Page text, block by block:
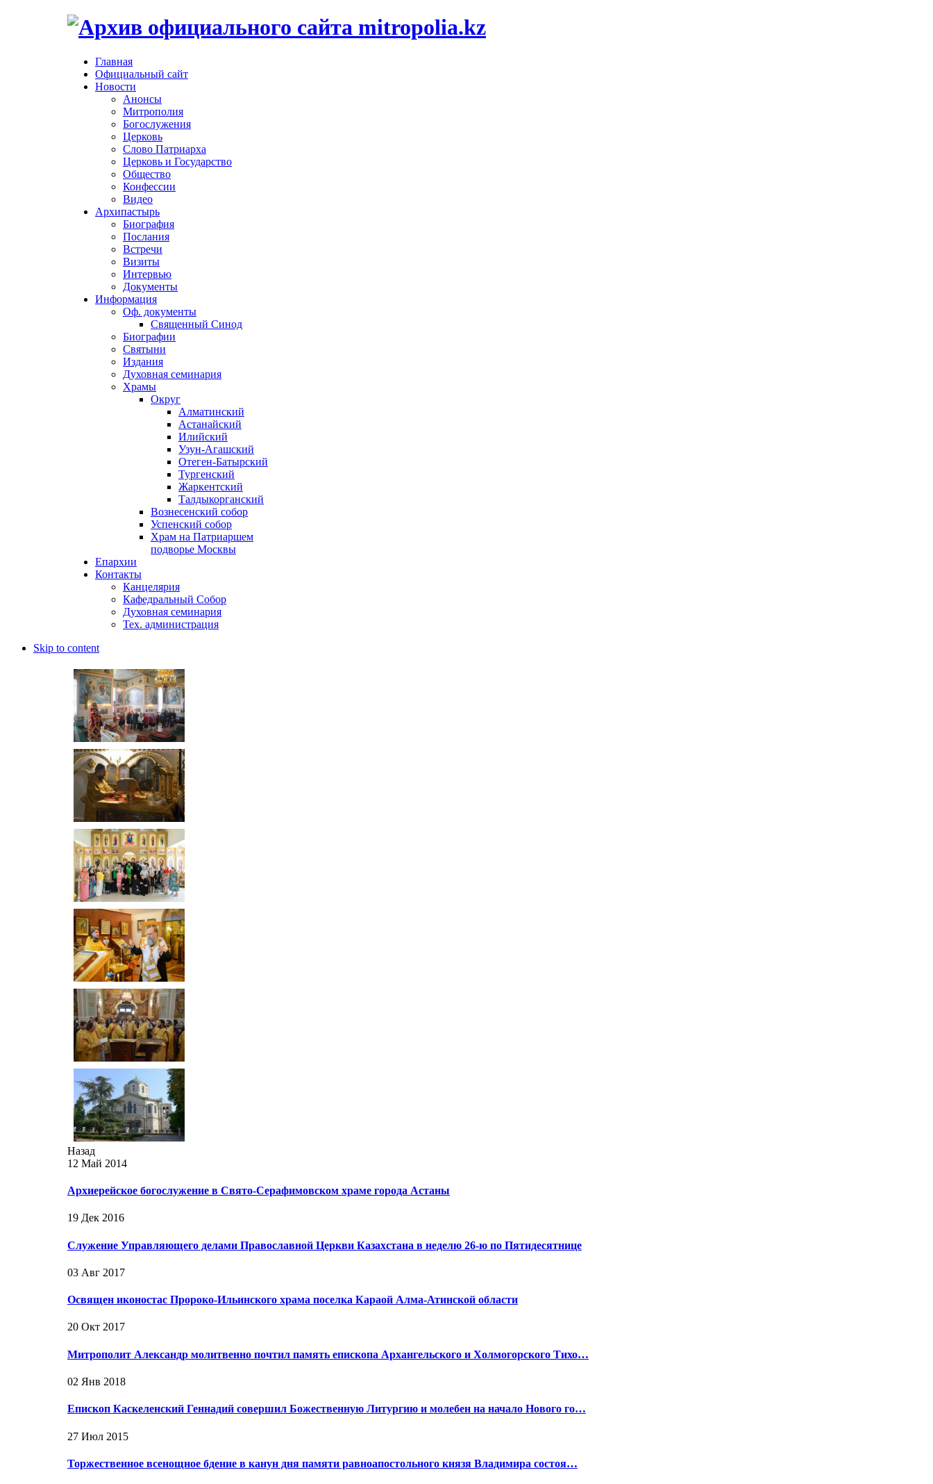
Главная
Официальный сайт
Новости
Анонсы
Митрополия
Богослужения
Церковь
Слово Патриарха
Церковь и Государство
Общество
Конфессии
Видео
Архипастырь
Биография
Послания
Встречи
Визиты
Интервью
Документы
Информация
Оф. документы
Священный Синод
Биографии
Святыни
Издания
Духовная семинария
Храмы
Округ
Алматинский
Астанайский
Илийский
Узун-Агашский
Отеген-Батырский
Тургенский
Жаркентский
Талдыкорганский
Вознесенский собор
Успенский собор
Храм на Патриаршем
подворье Москвы
Епархии
Контакты
Канцелярия
Кафедральный Собор
Духовная семинария
Тех. администрация
Skip to content
Назад
12 Май 2014
Архиерейское богослужение в Свято-Серафимовском храме города Астаны
19 Дек 2016
Служение Управляющего делами Православной Церкви Казахстана в неделю 26-ю по Пятидесятнице
03 Авг 2017
Освящен иконостас Пророко-Ильинского храма поселка Караой Алма-Атинской области
20 Окт 2017
Митрополит Александр молитвенно почтил память епископа Архангельского и Холмогорского Тихо…
02 Янв 2018
Епископ Каскеленский Геннадий совершил Божественную Литургию и молебен на начало Нового го…
27 Июл 2015
Торжественное всенощное бдение в канун дня памяти равноапостольного князя Владимира состоя…